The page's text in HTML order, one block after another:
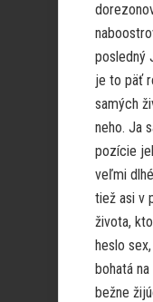
posledný
je to päť
samých
neho. Ja
pozície
veľmi
tiež asi v
života,
heslo
bohatá
bežne